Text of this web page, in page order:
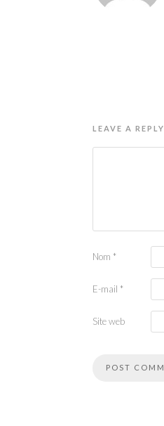
LEAVE A REPLY
Nom *
E-mail *
Site web